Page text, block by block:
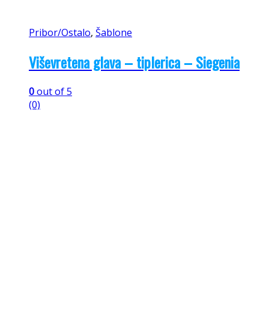
Pribor/Ostalo, Šablone
Viševretena glava – tiplerica – Siegenia
0out of 5
(0)